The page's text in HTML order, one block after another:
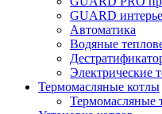
GUARD
Автоматика
Водяные
Электрические
Термомасляные котлы
Термомасляные